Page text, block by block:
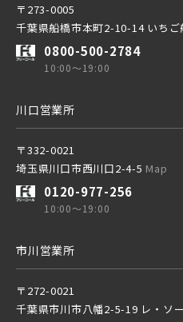
京王井の頭線
千葉都市モノレール
西武線
西武池袋線
西武新宿線
西武有楽町線
西武豊島線
〒273-0005
千葉県船橋市本町2-10-14 いちご
0800-500-2784
10:00～19:00
川口営業所
〒332-0021
埼玉県川口市西川口2-4-5 Map
0120-977-256
10:00～19:00
市川営業所
〒272-0021
千葉県市川市八幡2-5-19 レ・ソ